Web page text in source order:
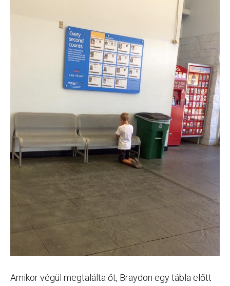
Amikor végül megtalálta őt, Braydon egy tábla előtt